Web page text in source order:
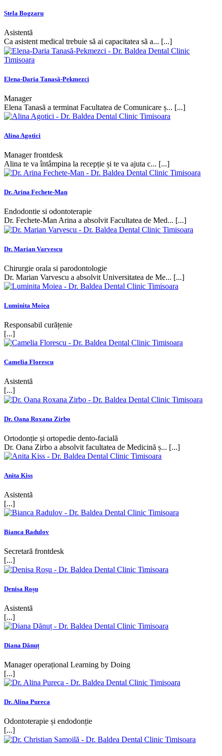
Stela Bogzaru
Asistentă
Ca asistent medical trebuie să ai capacitatea să a... [...]
Elena-Daria Tanasă-Pekmezci
Manager
Elena Tanasă a terminat Facultatea de Comunicare ș... [...]
Alina Agotici
Manager frontdesk
Alina te va întâmpina la recepție și te va ajuta c... [...]
Dr. Arina Fechete-Man
Endodontie si odontoterapie
Dr. Fechete-Man Arina a absolvit Facultatea de Med... [...]
Dr. Marian Varvescu
Chirurgie orala si parodontologie
Dr. Marian Varvescu a absolvit Universitatea de Me... [...]
Luminita Moiea
Responsabil curățenie
[...]
Camelia Florescu
Asistentă
[...]
Dr. Oana Roxana Zirbo
Ortodonție și ortopedie dento-facială
Dr. Oana Zirbo a absolvit facultatea de Medicină ș... [...]
Anita Kiss
Asistentă
[...]
Bianca Radulov
Secretară frontdesk
[...]
Denisa Roșu
Asistentă
[...]
Diana Dănuț
Manager operațional Learning by Doing
[...]
Dr. Alina Pureca
Odontoterapie și endodonție
[...]